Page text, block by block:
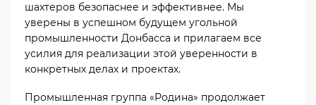
шахтеров безопаснее и эффективнее. Мы
уверены в успешном будущем угольной
промышленности Донбасса и прилагаем все
усилия для реализации этой уверенности в
конкретных делах и проектах.
Промышленная группа «Родина» продолжает